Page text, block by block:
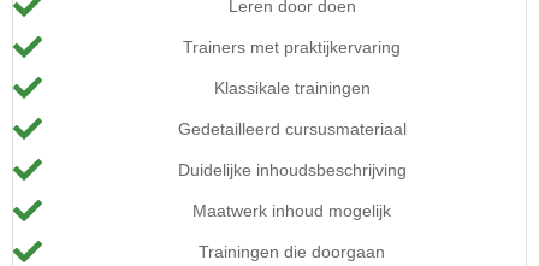
Leren door doen
Trainers met praktijkervaring
Klassikale trainingen
Gedetailleerd cursusmateriaal
Duidelijke inhoudsbeschrijving
Maatwerk inhoud mogelijk
Trainingen die doorgaan